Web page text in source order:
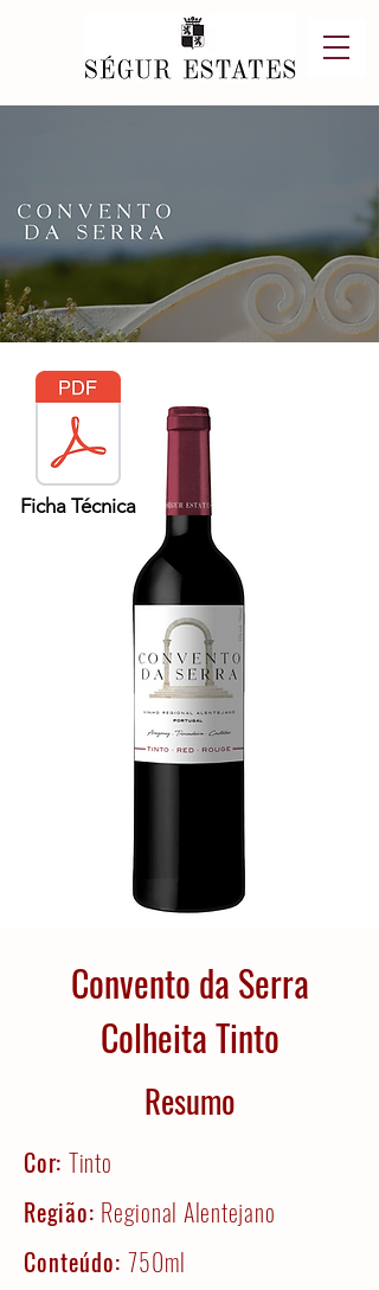
Ficha Técnica
Convento da Serra
Colheita Tinto
Resumo
Cor: Tinto
Região: Regional Alentejano
Conteúdo: 750ml